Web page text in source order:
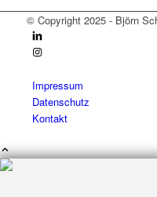
© Copyright 2025 - Björn
Impressum
Datenschutz
Kontakt